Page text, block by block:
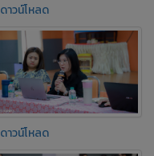
ดาวน์โหลด
ดาวน์โหลด